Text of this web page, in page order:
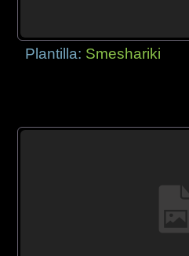
Plantilla: Smeshariki